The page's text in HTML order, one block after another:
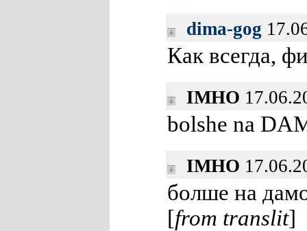
dima-gog
Как всегда,
IMHO
bolshe na
IMHO
болше на
[from translit]